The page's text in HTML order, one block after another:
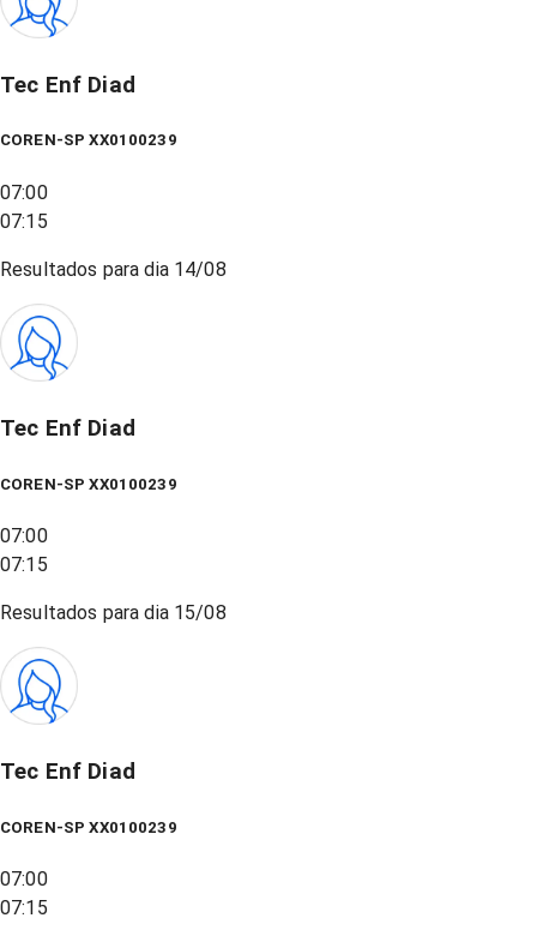
Tec Enf Diad
COREN-SP XX0100239
07:00
07:15
Resultados para dia 14/08
Tec Enf Diad
COREN-SP XX0100239
07:00
07:15
Resultados para dia 15/08
Tec Enf Diad
COREN-SP XX0100239
07:00
07:15